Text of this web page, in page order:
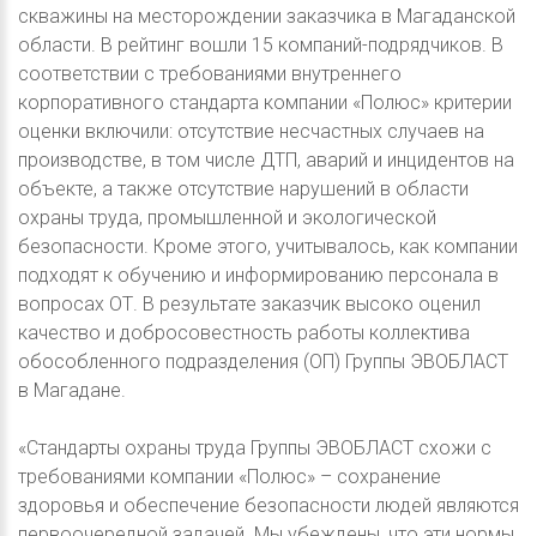
скважины на месторождении заказчика в Магаданской
области. В рейтинг вошли 15 компаний-подрядчиков. В
соответствии с требованиями внутреннего
корпоративного стандарта компании «Полюс» критерии
оценки включили: отсутствие несчастных случаев на
производстве, в том числе ДТП, аварий и инцидентов на
объекте, а также отсутствие нарушений в области
охраны труда, промышленной и экологической
безопасности. Кроме этого, учитывалось, как компании
подходят к обучению и информированию персонала в
вопросах ОТ. В результате заказчик высоко оценил
качество и добросовестность работы коллектива
обособленного подразделения (ОП) Группы ЭВОБЛАСТ
в Магадане.
«Стандарты охраны труда Группы ЭВОБЛАСТ схожи с
требованиями компании «Полюс» – сохранение
здоровья и обеспечение безопасности людей являются